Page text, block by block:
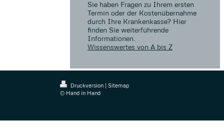
Sie haben Fragen zu Ihrem ersten
Termin oder der Kostenübernahme
durch Ihre Krankenkasse? Hier
finden Sie weiterführende
Informationen.
Wissenswertes von A bis Z
Druckversion | Sitemap
© Hand in Hand